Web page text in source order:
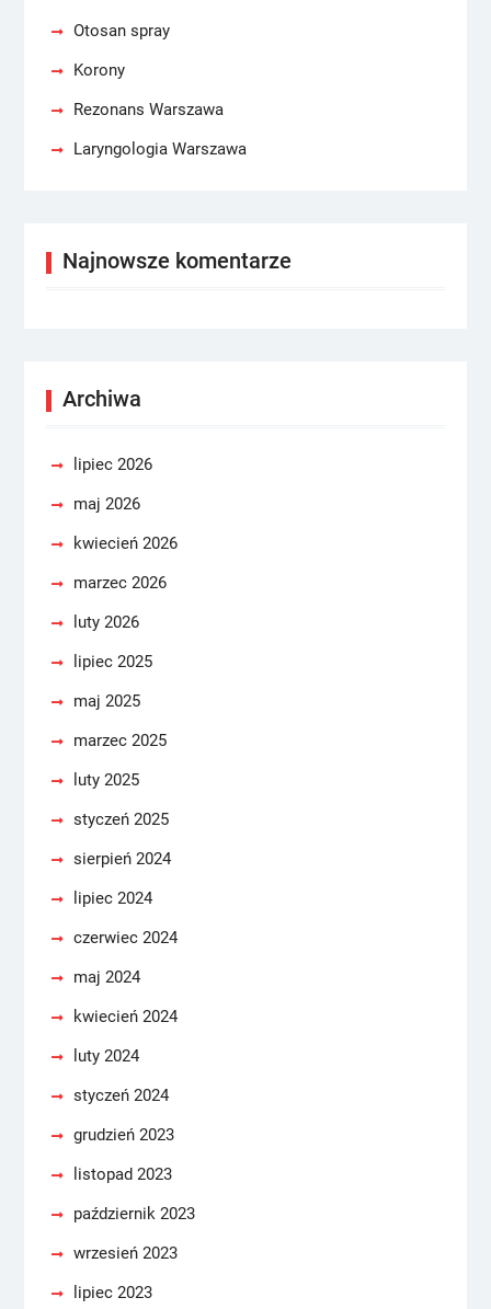
Otosan spray
Korony
Rezonans Warszawa
Laryngologia Warszawa
Najnowsze komentarze
Archiwa
lipiec 2026
maj 2026
kwiecień 2026
marzec 2026
luty 2026
lipiec 2025
maj 2025
marzec 2025
luty 2025
styczeń 2025
sierpień 2024
lipiec 2024
czerwiec 2024
maj 2024
kwiecień 2024
luty 2024
styczeń 2024
grudzień 2023
listopad 2023
październik 2023
wrzesień 2023
lipiec 2023